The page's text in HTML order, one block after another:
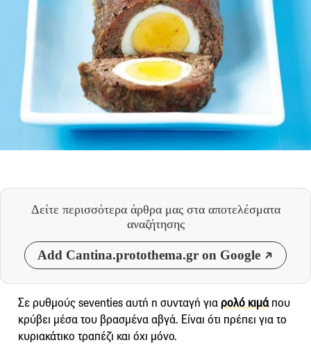
Δείτε περισσότερα άρθρα μας στα αποτελέσματα
αναζήτησης
Add Cantina.protothema.gr on Google
Σε ρυθμούς seventies αυτή η συνταγή γιαρολό κιμάπου
κρύβει μέσα του βρασμένα αβγά. Είναι ότι πρέπει για το
κυριακάτικο τραπέζι και όχι μόνο.